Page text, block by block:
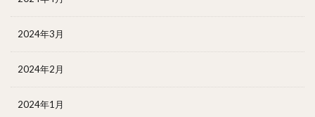
2024年3月
2024年2月
2024年1月